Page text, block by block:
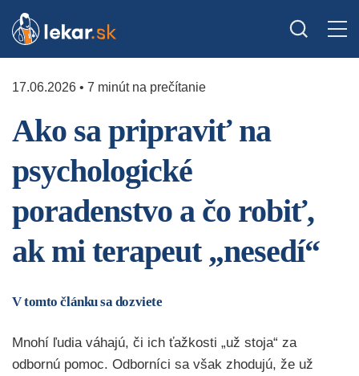
17.06.2026 • 7 minút na prečítanie
Ako sa pripraviť na
psychologické
poradenstvo a čo robiť,
ak mi terapeut „nesedí“
V tomto článku sa dozviete
Mnohí ľudia váhajú, či ich ťažkosti „už stoja“ za
odbornú pomoc. Odborníci sa však zhodujú, že už